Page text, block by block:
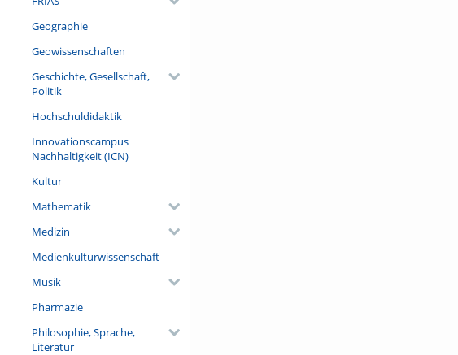
Geographie
Geowissenschaften
Geschichte, Gesellschaft,
Politik
Hochschuldidaktik
Innovationscampus
Nachhaltigkeit (ICN)
Kultur
Mathematik
Medizin
Medienkulturwissenschaft
Musik
Pharmazie
Philosophie, Sprache,
Literatur